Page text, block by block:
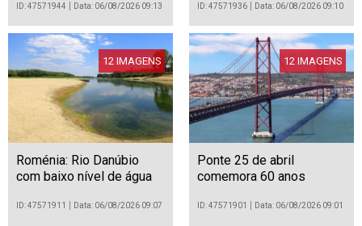
ID: 47571944 Data: 06/08/2026 09:13 ID: 47571936 Data: 06/08/2026 09:10
12 IMAGENS
Roménia: Rio Danúbio
com baixo nível de água
ID: 47571911 Data: 06/08/2026 09:07
12 IMAGENS
Ponte 25 de abril
comemora 60 anos
ID: 47571901 Data: 06/08/2026 09:01